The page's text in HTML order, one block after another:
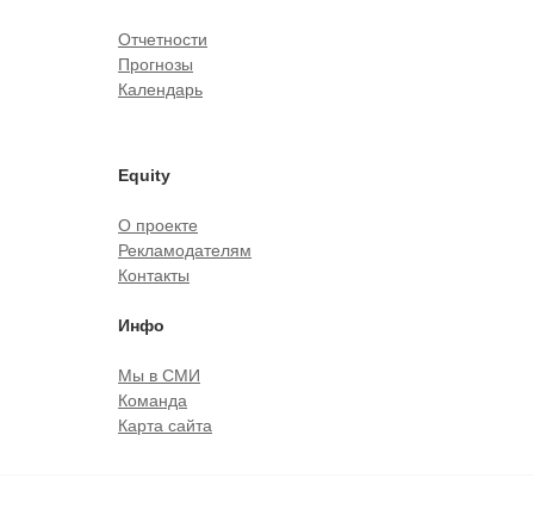
Отчетности
Прогнозы
Календарь
Equity
О проекте
Рекламодателям
Контакты
Инфо
Мы в СМИ
Команда
Карта сайта